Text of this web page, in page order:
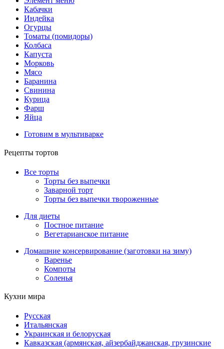
Кабачки
Индейка
Огурцы
Томаты (помидоры)
Колбаса
Капуста
Морковь
Мясо
Баранина
Свинина
Курица
Фарш
Яйца
Готовим в мультиварке
Рецепты тортов
Все торты
Торты без выпечки
Заварной торт
Торты без выпечки твороженные
Для диеты
Постное питание
Вегетарианское питание
Домашние консервирование (заготовки на зиму)
Варенье
Компоты
Соленья
Кухни мира
Русская
Итальянская
Украинская и белоруская
Кавказская (армянская, айзербайджанская, грузинские